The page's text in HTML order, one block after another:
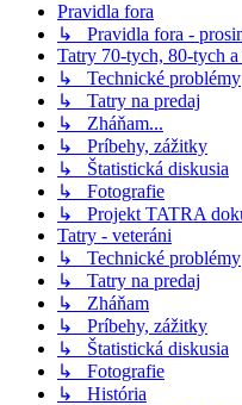
Pravidla fora
↳ Pravidla fora -
Tatry 70-tych, 80-tych
↳ Technické problémy
↳ Tatry na predaj
↳ Zháňam...
↳ Príbehy, zážitky
↳ Štatistická diskusia
↳ Fotografie
↳ Projekt TATRA
Tatry - veteráni
↳ Technické problémy
↳ Tatry na predaj
↳ Zháňam
↳ Príbehy, zážitky
↳ Štatistická diskusia
↳ Fotografie
↳ História